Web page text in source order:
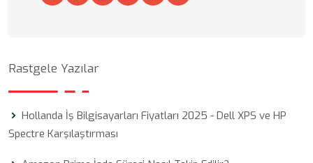
Rastgele Yazılar
Hollanda İş Bilgisayarları Fiyatları 2025 - Dell XPS ve HP
Spectre Karşılaştırması